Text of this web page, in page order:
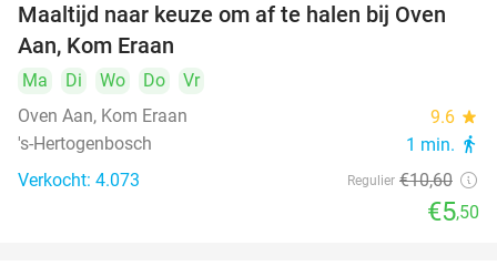
48%
Maaltijd naar keuze om af te halen bij Oven
Aan, Kom Eraan
Ma Di Wo Do
Vr
Oven Aan, Kom Eraan
9.6 star
's-Hertogenbosch 1 min. directions_walk
Verkocht: 4.073 Regulier €10,60
€5,50